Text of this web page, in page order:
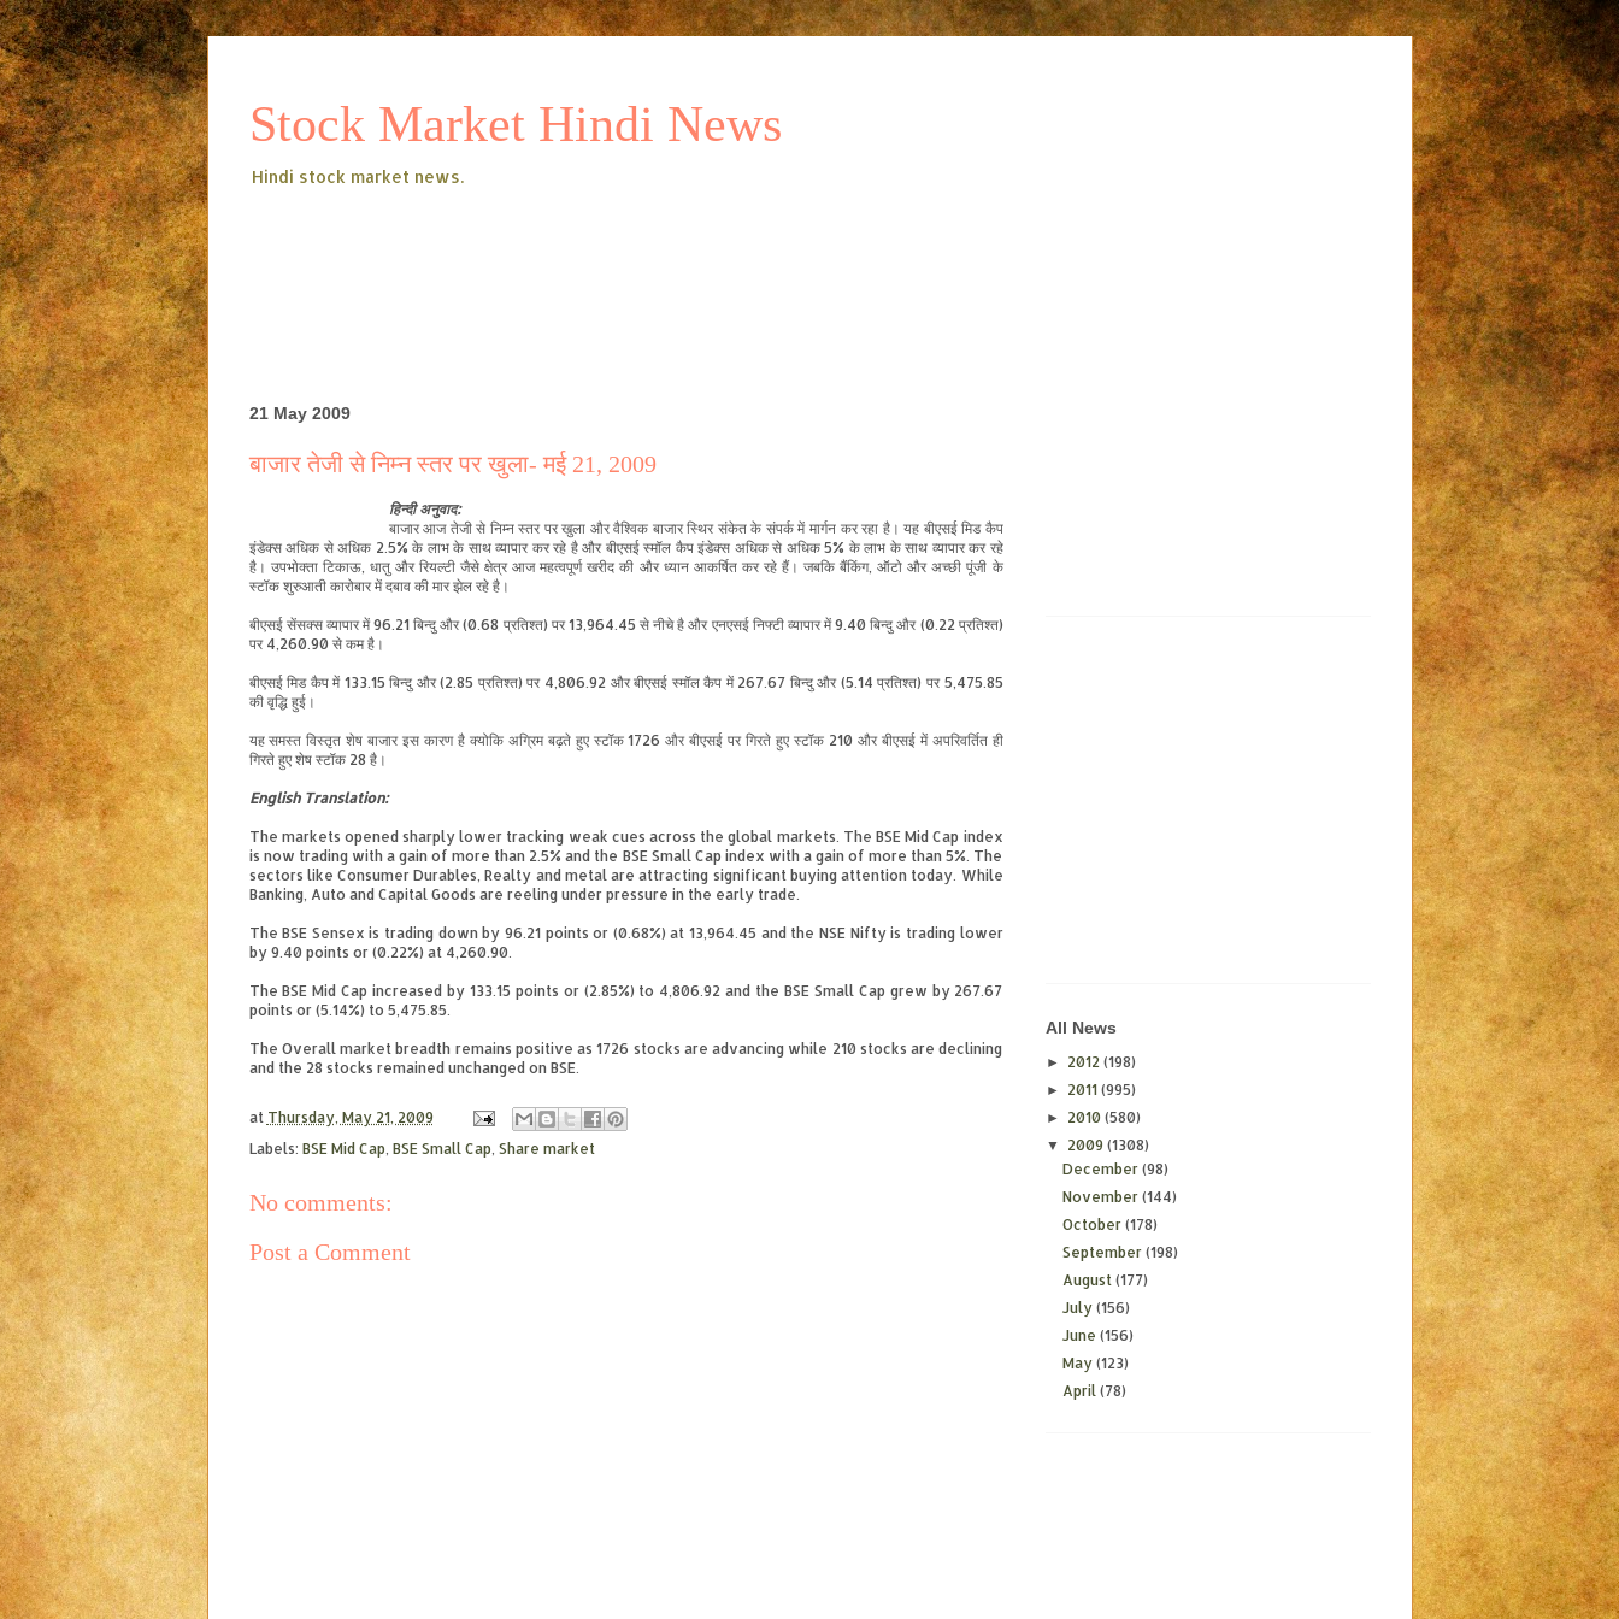
Stock Market Hindi News
Hindi stock market news.
21 May 2009
बाजार तेजी से निम्न स्तर पर खुला- मई 21, 2009
हिन्दीअनुवाद:
बाजार आज तेजी से निम्न स्तर पर खुला और वैश्विक बाजार स्थिर संकेत के संपर्क में मार्गन कर रहा है। यह बीएसई मिड कैप
इंडेक्स अधिक से अधिक 2.5% के लाभ के साथ व्यापार कर रहे हैऔर बीएसई स्मॉल कैप इंडेक्स अधिक से अधिक 5% केलाभ के साथ व्यापारकर रहे
है। उपभोक्ता टिकाऊ, धातु और रियल्टी जैसेक्षेत्रआज महत्वपूर्ण खरीदकी औरध्यान आकर्षित कर रहे हैं। जबकि बैंकिंग, ऑटो औरअच्छी पूंजी के
स्टॉकशुरुआती कारोबार में दबाव कीमार झेल रहे है।
बीएसई सेंसक्स व्यापार में96.21बिन्दु और(0.68 प्रतिश्त) पर13,964.45 से नीचे है और एनएसई निफ्टी व्यापार में9.40बिन्दु और(0.22 प्रतिश्त)
पर4,260.90 से कम है।
बीएसई मिड कैप में133.15बिन्दु और(2.85 प्रतिश्त)पर4,806.92 और बीएसई स्मॉल कैप में267.67 बिन्दु और(5.14प्रतिश्त) पर5,475.85
की वृद्धि हुई।
यह समस्त विस्तृत शेष बाजार इस कारण है क्योकि अग्रिम बढ़ते हुए स्टॉक 1726 और बीएसई पर गिरते हुए स्टॉक 210 और बीएसईमें अपरिवर्तित ही
गिरते हुए शेष स्टॉक28 है।
English Translation:
The markets opened sharply lower tracking weak cues across the global markets. The BSE Mid Cap index
is now trading with a gain of more than 2.5% and the BSE Small Cap index with a gain of more than 5%. The
sectors like Consumer Durables, Realty and metal are attracting significant buying attention today. While
Banking, Auto and Capital Goods are reeling under pressure in the early trade.
The BSE Sensex is trading down by 96.21 points or (0.68%) at 13,964.45 and the NSE Nifty is trading lower
by 9.40 points or (0.22%) at 4,260.90.
The BSE Mid Cap increased by 133.15 points or (2.85%) to 4,806.92 and the BSE Small Cap grew by 267.67
points or (5.14%) to 5,475.85.
The Overall market breadth remains positive as 1726 stocks are advancing while 210 stocks are declining
and the 28 stocks remained unchanged on BSE.
at Thursday, May 21, 2009
Labels: BSE Mid Cap, BSE Small Cap, Share market
No comments:
Post a Comment
All News
► 2012 (198)
► 2011 (995)
► 2010 (580)
▼ 2009 (1308)
December (98)
November (144)
October (178)
September (198)
August (177)
July (156)
June (156)
May (123)
April (78)